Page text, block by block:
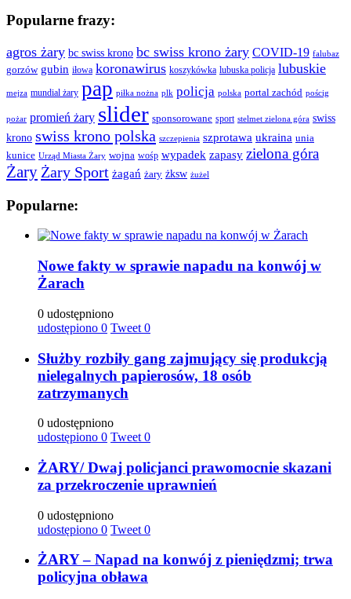
Popularne frazy:
agros żary bc swiss krono bc swiss krono żary COVID-19 falubaz
gorzów gubin iłowa koronawirus koszykówka lubuska policja lubuskie
mejza mundial żary pap piłka nożna plk policja polska portal zachód pościg
pożar promień żary slider sponsorowane sport stelmet zielona góra swiss
krono swiss krono polska szczepienia szprotawa ukraina unia
kunice Urząd Miasta Żary wojna wośp wypadek zapasy zielona góra
Żary Żary Sport żagań żary żksw żużel
Popularne:
Nowe fakty w sprawie napadu na konwój w
Żarach
0 udostępniono
udostępiono 0 Tweet 0
Służby rozbiły gang zajmujący się produkcją
nielegalnych papierosów, 18 osób
zatrzymanych
0 udostępniono
udostępiono 0 Tweet 0
ŻARY/ Dwaj policjanci prawomocnie skazani
za przekroczenie uprawnień
0 udostępniono
udostępiono 0 Tweet 0
ŻARY – Napad na konwój z pieniędzmi; trwa
policyjna obława